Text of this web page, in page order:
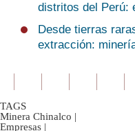
distritos del Perú:
Desde tierras
extracción:
TAGS
Minera Chinalco |
Empresas |